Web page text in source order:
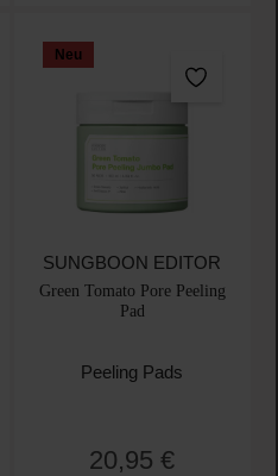
Neu
SUNGBOON EDITOR
Green Tomato Pore Peeling
Pad
Peeling Pads
Regulärer Preis:
20,95 €